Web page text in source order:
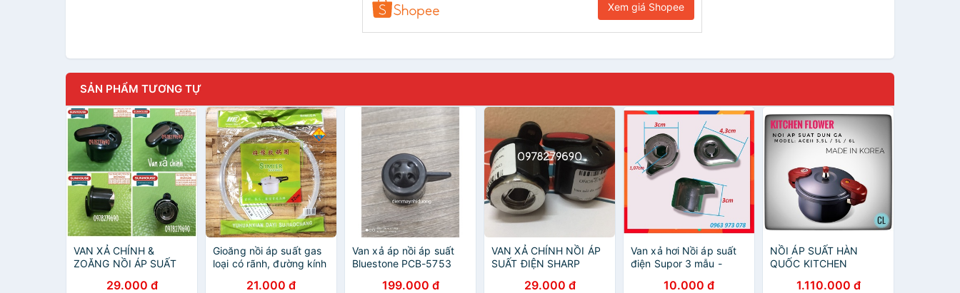
Xem giá Shopee
SẢN PHẨM TƯƠNG TỰ
VAN XẢ CHÍNH &
ZOĂNG NỒI ÁP SUẤT
SHD1768 SHD1755
29.000 đ
Gioăng nồi áp suất gas
loại có rãnh, đường kính
# Phụ kiện nồi áp suất
21.000 đ
Van xả áp nồi áp suất
Bluestone PCB-5753
PCB-5748 PCB-5638M
199.000 đ
VAN XẢ CHÍNH NỒI ÁP
SUẤT ĐIỆN SHARP
KS1800 KHALUCK
29.000 đ
Van xả hơi Nồi áp suất
điện Supor 3 mẫu -
10.000 đ
NỒI ÁP SUẤT HÀN
QUỐC KITCHEN
1.110.000 đ